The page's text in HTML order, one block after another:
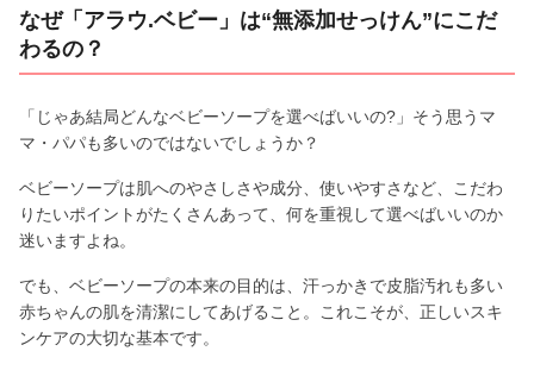
なぜ「アラウ.ベビー」は“無添加せっけん”にこだ
わるの？
「じゃあ結局どんなベビーソープを選べばいいの?」そう思うマ
マ・パパも多いのではないでしょうか？
ベビーソープは肌へのやさしさや成分、使いやすさなど、こだわ
りたいポイントがたくさんあって、何を重視して選べばいいのか
迷いますよね。
でも、ベビーソープの本来の目的は、汗っかきで皮脂汚れも多い
赤ちゃんの肌を清潔にしてあげること。これこそが、正しいスキ
ンケアの大切な基本です。